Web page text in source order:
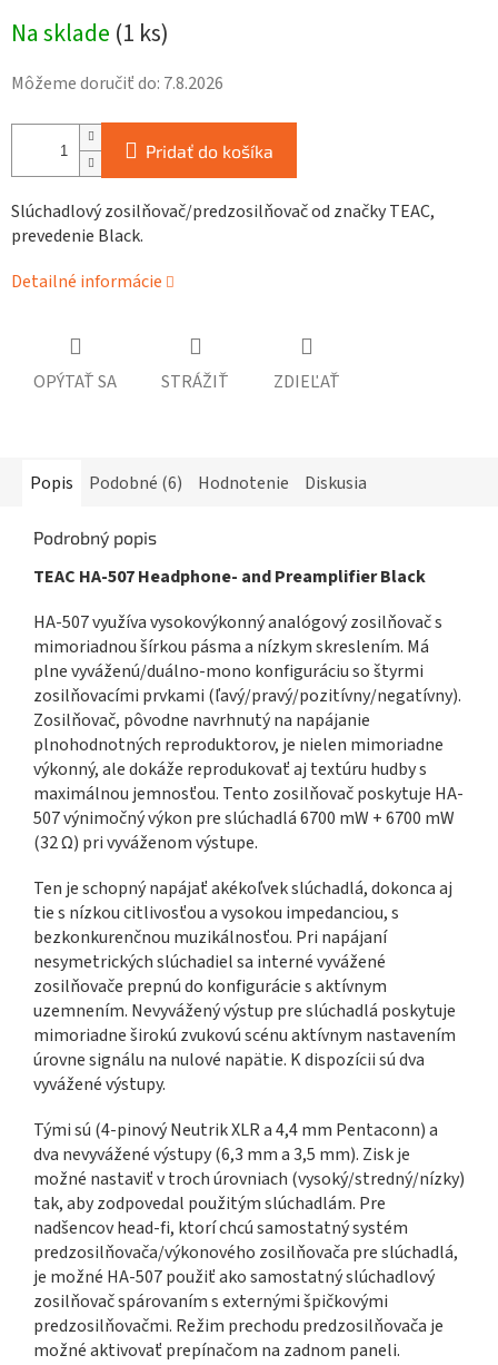
cena:
Na sklade (1 ks)
Môžeme doručiť do: 7.8.2026
Pridať do košíka
Slúchadlový zosilňovač/predzosilňovač od značky TEAC,
prevedenie Black.
Detailné informácie
OPÝTAŤ SA STRÁŽIŤ ZDIEĽAŤ
Popis Podobné (6) Hodnotenie Diskusia
Podrobný popis
TEAC HA-507 Headphone- and Preamplifier Black
HA-507 využíva vysokovýkonný analógový zosilňovač s
mimoriadnou šírkou pásma a nízkym skreslením. Má
plne vyváženú/duálno-mono konfiguráciu so štyrmi
zosilňovacími prvkami (ľavý/pravý/pozitívny/negatívny).
Zosilňovač, pôvodne navrhnutý na napájanie
plnohodnotných reproduktorov, je nielen mimoriadne
výkonný, ale dokáže reprodukovať aj textúru hudby s
maximálnou jemnosťou. Tento zosilňovač poskytuje HA-
507 výnimočný výkon pre slúchadlá 6700 mW + 6700 mW
(32 Ω) pri vyváženom výstupe.
Ten je schopný napájať akékoľvek slúchadlá, dokonca aj
tie s nízkou citlivosťou a vysokou impedanciou, s
bezkonkurenčnou muzikálnosťou. Pri napájaní
nesymetrických slúchadiel sa interné vyvážené
zosilňovače prepnú do konfigurácie s aktívnym
uzemnením. Nevyvážený výstup pre slúchadlá poskytuje
mimoriadne širokú zvukovú scénu aktívnym nastavením
úrovne signálu na nulové napätie. K dispozícii sú dva
vyvážené výstupy.
Tými sú (4-pinový Neutrik XLR a 4,4 mm Pentaconn) a
dva nevyvážené výstupy (6,3 mm a 3,5 mm). Zisk je
možné nastaviť v troch úrovniach (vysoký/stredný/nízky)
tak, aby zodpovedal použitým slúchadlám. Pre
nadšencov head-fi, ktorí chcú samostatný systém
predzosilňovača/výkonového zosilňovača pre slúchadlá,
je možné HA-507 použiť ako samostatný slúchadlový
zosilňovač spárovaním s externými špičkovými
predzosilňovačmi. Režim prechodu predzosilňovača je
možné aktivovať prepínačom na zadnom paneli.